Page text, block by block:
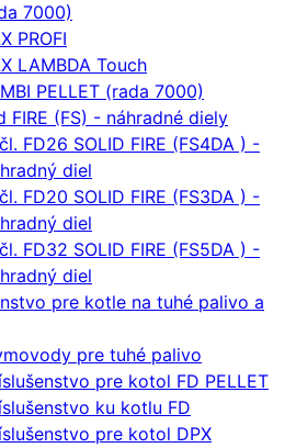
7000)
PROFI
LAMBDA Touch
PELLET (rada 7000)
FIRE (FS) - náhradné diely
FD26 SOLID FIRE (FS4DA ) -
diel
FD20 SOLID FIRE (FS3DA ) -
diel
FD32 SOLID FIRE (FS5DA ) -
diel
pre kotle na tuhé palivo a
pre tuhé palivo
pre kotol FD PELLET
ku kotlu FD
pre kotol DPX